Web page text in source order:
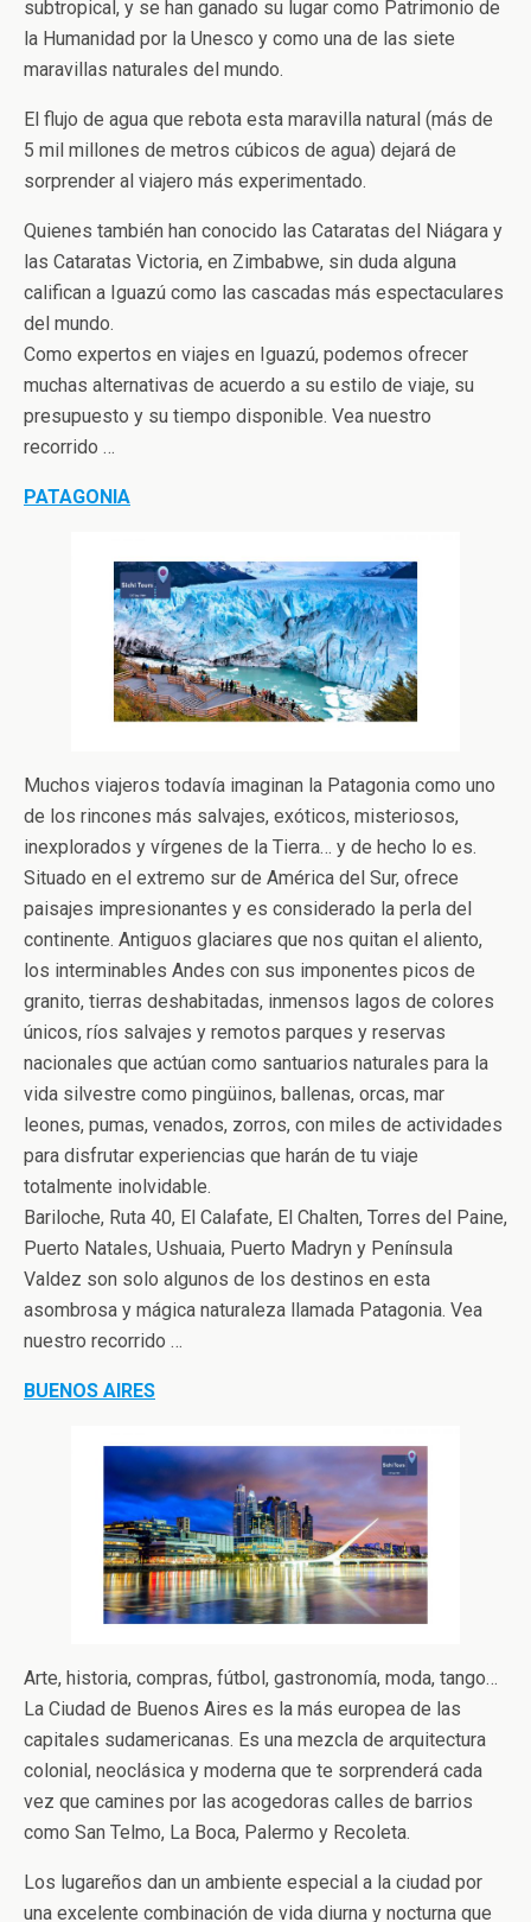
subtropical, y se han ganado su lugar como Patrimonio de
la Humanidad por la Unesco y como una de las siete
maravillas naturales del mundo.
El flujo de agua que rebota esta maravilla natural (más de
5 mil millones de metros cúbicos de agua) dejará de
sorprender al viajero más experimentado.
Quienes también han conocido las Cataratas del Niágara y
las Cataratas Victoria, en Zimbabwe, sin duda alguna
califican a Iguazú como las cascadas más espectaculares
del mundo.
Como expertos en viajes en Iguazú, podemos ofrecer
muchas alternativas de acuerdo a su estilo de viaje, su
presupuesto y su tiempo disponible. Vea nuestro
recorrido …
PATAGONIA
Muchos viajeros todavía imaginan la Patagonia como uno
de los rincones más salvajes, exóticos, misteriosos,
inexplorados y vírgenes de la Tierra… y de hecho lo es.
Situado en el extremo sur de América del Sur, ofrece
paisajes impresionantes y es considerado la perla del
continente. Antiguos glaciares que nos quitan el aliento,
los interminables Andes con sus imponentes picos de
granito, tierras deshabitadas, inmensos lagos de colores
únicos, ríos salvajes y remotos parques y reservas
nacionales que actúan como santuarios naturales para la
vida silvestre como pingüinos, ballenas, orcas, mar
leones, pumas, venados, zorros, con miles de actividades
para disfrutar experiencias que harán de tu viaje
totalmente inolvidable.
Bariloche, Ruta 40, El Calafate, El Chalten, Torres del Paine,
Puerto Natales, Ushuaia, Puerto Madryn y Península
Valdez son solo algunos de los destinos en esta
asombrosa y mágica naturaleza llamada Patagonia. Vea
nuestro recorrido …
BUENOS AIRES
Arte, historia, compras, fútbol, gastronomía, moda, tango…
La Ciudad de Buenos Aires es la más europea de las
capitales sudamericanas. Es una mezcla de arquitectura
colonial, neoclásica y moderna que te sorprenderá cada
vez que camines por las acogedoras calles de barrios
como San Telmo, La Boca, Palermo y Recoleta.
Los lugareños dan un ambiente especial a la ciudad por
una excelente combinación de vida diurna y nocturna que